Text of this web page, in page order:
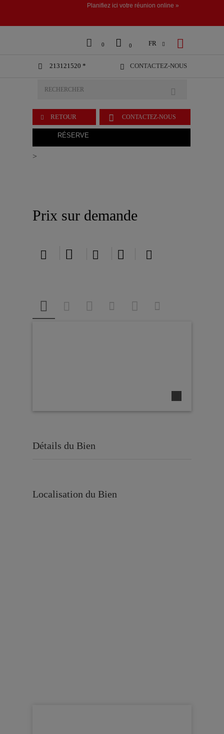
FR  
CONTACTEZ-NOUS
 0  0
 213121520 * 
Planifiez ici votre réunion online »
>
Prix sur demande
    
Détails du Bien
Localisation du Bien
 RETOUR  CONTACTEZ-NOUS
RÉSERVE